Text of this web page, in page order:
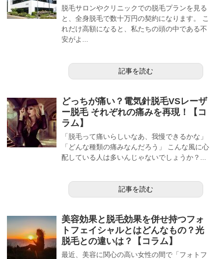
脱毛サロンやクリニックでの脱毛プランを見る
と、全身脱毛で数十万円の契約になります。 こ
れだけ高額になると、私たちの頭の中である不
安がよ...
記事を読む
どっちが痛い？電気針脱毛VSレーザ
ー脱毛 それぞれの痛みを再現！【コ
ラム】
「脱毛って痛いらしいなあ、我慢できるかな」
「どんな種類の痛みなんだろう」 こんな風に心
配している人は多いんじゃないでしょうか？...
記事を読む
美容効果と脱毛効果を併せ持つフォ
トフェイシャルとはどんなもの？光
脱毛との違いは？【コラム】
最近、美容に関心の高い女性の間で「フォトフ